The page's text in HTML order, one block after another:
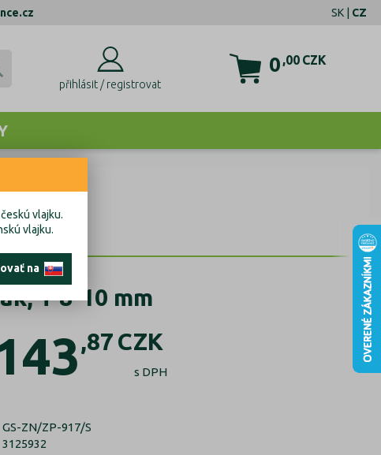
SK | CZ
přihlásit / registrovat
0 ,00 CZK
T 8-10 mm
,87 CZK
s DPH
GS-ZN/ZP-917/S
3125932
vlajku.
vlajku.
na